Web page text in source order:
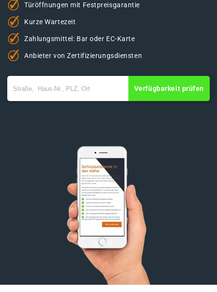
Türöffnungen mit Festpreisgarantie
Kurze Wartezeit
Zahlungsmittel: Bar oder EC-Karte
Anbieter von Zertifizierungsdiensten
Verfügbarkeit prüfen